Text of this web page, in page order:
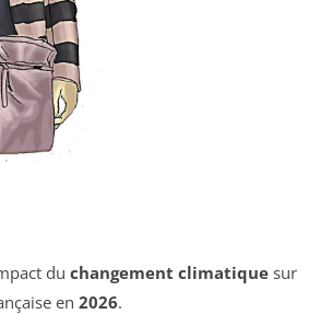
du changement climatiquesur
en 2026.